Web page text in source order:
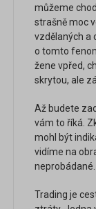
můžeme
strašně moc
vzdělaných a
o tomto
žene vpřed,
skrytou, ale
Až budete
vám to říká.
mohl být
vidíme na
Trading je